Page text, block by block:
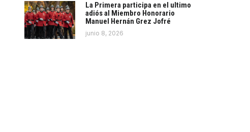
La Primera participa en el ultimo
adiós al Miembro Honorario
Manuel Hernán Grez Jofré
junio 8, 2026